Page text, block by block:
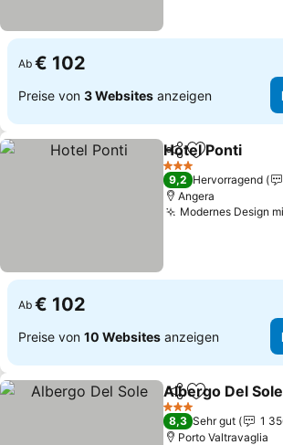
Ab € 102
Preise von 3 Websites anzeigen
TeilenZu Favoriten
Hotel Ponti
3 Sterne
9,2 Hervorragend
Angera
Modernes Design
Ab € 102
Preise von 10 Websites anzeigen
TeilenZu Favoriten
Albergo Del Sole
3 Sterne
8,3 Sehr gut
1
Porto Valtravaglia